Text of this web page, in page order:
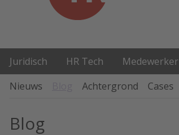
Juridisch HR Tech Medewerker
Nieuws
Achtergrond Cases
Blog